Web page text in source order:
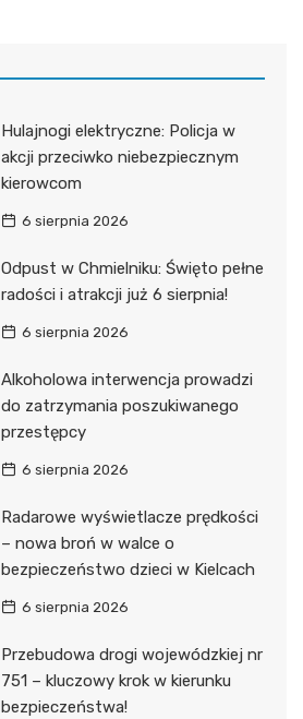
Hulajnogi elektryczne: Policja w
akcji przeciwko niebezpiecznym
kierowcom
6 sierpnia 2026
Odpust w Chmielniku: Święto pełne
radości i atrakcji już 6 sierpnia!
6 sierpnia 2026
Alkoholowa interwencja prowadzi
do zatrzymania poszukiwanego
przestępcy
6 sierpnia 2026
Radarowe wyświetlacze prędkości
– nowa broń w walce o
bezpieczeństwo dzieci w Kielcach
6 sierpnia 2026
Przebudowa drogi wojewódzkiej nr
751 – kluczowy krok w kierunku
bezpieczeństwa!